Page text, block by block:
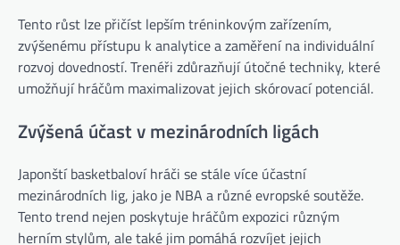
Tento růst lze přičíst lepším tréninkovým zařízením,
zvýšenému přístupu k analytice a zaměření na individuální
rozvoj dovedností. Trenéři zdůrazňují útočné techniky, které
umožňují hráčům maximalizovat jejich skórovací potenciál.
Zvýšená účast v mezinárodních ligách
Japonští basketbaloví hráči se stále více účastní
mezinárodních lig, jako je NBA a různé evropské soutěže.
Tento trend nejen poskytuje hráčům expozici různým
herním stylům, ale také jim pomáhá rozvíjet jejich